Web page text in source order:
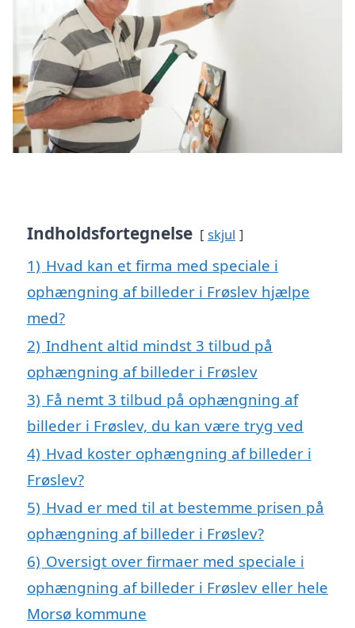
Indholdsfortegnelse skjul
1) Hvad kan et firma med speciale i
ophængning af billeder i Frøslev hjælpe
med?
2) Indhent altid mindst 3 tilbud på
ophængning af billeder i Frøslev
3) Få nemt 3 tilbud på ophængning af
billeder i Frøslev, du kan være tryg ved
4) Hvad koster ophængning af billeder i
Frøslev?
5) Hvad er med til at bestemme prisen på
ophængning af billeder i Frøslev?
6) Oversigt over firmaer med speciale i
ophængning af billeder i Frøslev eller hele
Morsø kommune